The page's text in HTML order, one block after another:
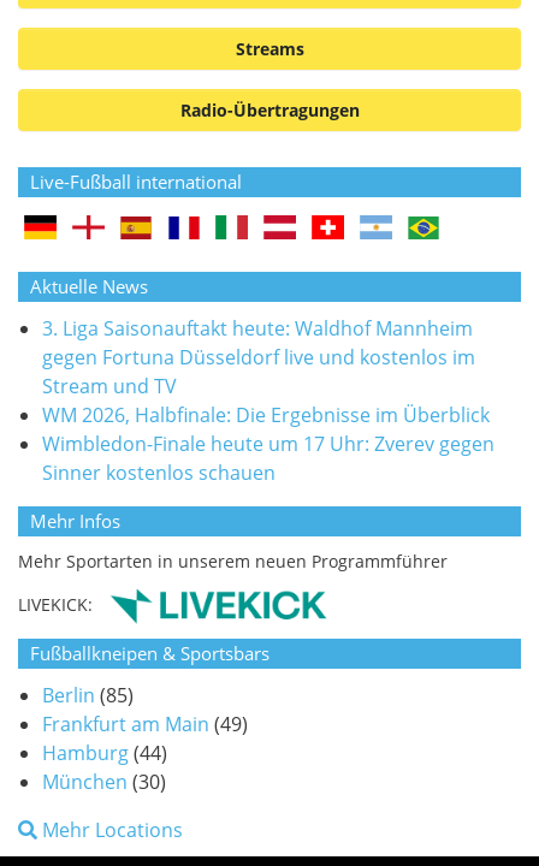
Streams
Radio-Übertragungen
Live-Fußball international
Aktuelle News
3. Liga Saisonauftakt heute: Waldhof Mannheim
gegen Fortuna Düsseldorf live und kostenlos im
Stream und TV
WM 2026, Halbfinale: Die Ergebnisse im Überblick
Wimbledon-Finale heute um 17 Uhr: Zverev gegen
Sinner kostenlos schauen
Mehr Infos
Mehr Sportarten in unserem neuen Programmführer
LIVEKICK:
Fußballkneipen & Sportsbars
Berlin (85)
Frankfurt am Main (49)
Hamburg(44)
München (30)
Mehr Locations